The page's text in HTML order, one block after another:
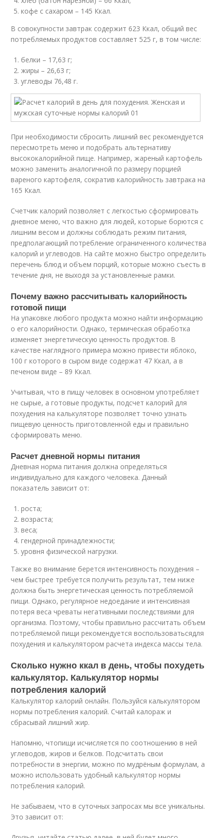
кофе с сахаром – 145 Ккал.
В совокупности завтрак содержит 623 Ккал, общий вес
потребляемых продуктов составляет 525 г, в том числе:
белки – 17,63 г;
жиры – 26,63 г;
углеводы 76,48 г.
При необходимости сбросить лишний вес рекомендуется
пересмотреть меню и подобрать альтернативу
высококалорийной пище. Например, жареный картофель
можно заменить аналогичной по размеру порцией
вареного картофеля, сократив калорийность завтрака на
165 Ккал.
Счетчик калорий позволяет с легкостью сформировать
дневное меню, что важно для людей, которые борются с
лишним весом и должны соблюдать режим питания,
предполагающий потребление ограниченного количества
калорий и углеводов. На сайте можно быстро определить
перечень блюд и объем порций, которые можно съесть в
течение дня, не выходя за установленные рамки.
Почему важно рассчитывать калорийность
готовой пищи
На упаковке любого продукта можно найти информацию
о его калорийности. Однако, термическая обработка
изменяет энергетическую ценность продуктов. В
качестве наглядного примера можно привести яблоко,
100 г которого в сыром виде содержат 47 Ккал, а в
печеном виде – 89 Ккал.
Учитывая, что в пищу человек в основном употребляет
не сырые, а готовые продукты, подсчет калорий для
похудения на калькуляторе позволяет точно узнать
пищевую ценность приготовленной еды и правильно
сформировать меню.
Расчет дневной нормы питания
Дневная норма питания должна определяться
индивидуально для каждого человека. Данный
показатель зависит от:
роста;
возраста;
веса;
гендерной принадлежности;
уровня физической нагрузки.
Также во внимание берется интенсивность похудения –
чем быстрее требуется получить результат, тем ниже
должна быть энергетическая ценность потребляемой
пищи. Однако, регулярное недоедание и интенсивная
потеря веса чреваты негативными последствиями для
организма. Поэтому, чтобы правильно рассчитать объем
потребляемой пищи рекомендуется воспользоватьсядля
похудения и калькулятором расчета индекса массы тела.
Сколько нужно ккал в день, чтобы похудеть
калькулятор. Калькулятор нормы
потребления калорий
Калькулятор калорий онлайн. Пользуйся калькулятором
нормы потребления калорий. Считай калораж и
сбрасывай лишний жир.
Напомню, чтопищи исчисляется по соотношению в ней
углеводов, жиров и белков. Подсчитать свои
потребности в энергии, можно по мудрёным формулам, а
можно использовать удобный калькулятор нормы
потребления калорий.
Не забываем, что в суточных запросах мы все уникальны.
Это зависит от: